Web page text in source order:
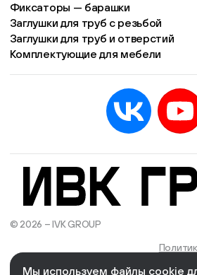
Фиксаторы — барашки
Заглушки для труб с резьбой
Заглушки для труб и отверстий
Комплектующие для мебели
© 2026 – IVK GROUP
Мы используем файлы cookie
Есть учётная запись?